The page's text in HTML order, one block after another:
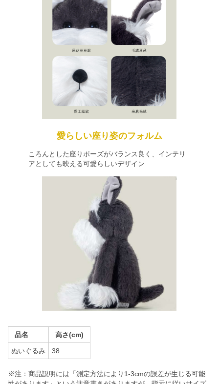
愛らしい座り姿のフォルム
ころんとした座りポーズがバランス良く、インテリ
アとしても映える可愛らしいデザイン
品名 高さ(cm)
ぬいぐるみ 38
※注：商品説明には「測定方法により1-3cmの誤差が生じる可能